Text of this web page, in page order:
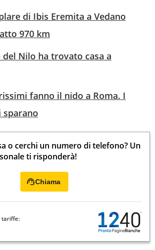
di Ibis Eremita a Vedano
970 km
del Nilo ha trovato casa a
fanno il nido a Roma. I
sparano
o cerchi un numero di telefono? Un
ti risponderà!
Chiama
tariffe: